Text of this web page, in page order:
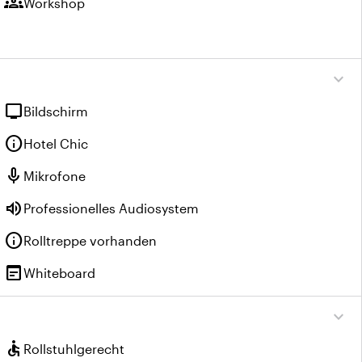
expand_more
tvBildschirm
infoHotel Chic
mic Mikrofone
volume_up Professionelles Audiosystem
infoRolltreppe vorhanden
wysiwygWhiteboard
expand_more
accessible Rollstuhlgerecht